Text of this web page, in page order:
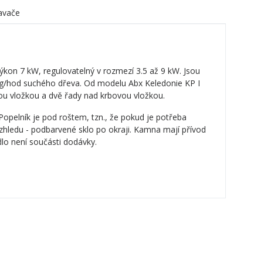
7 kW, regulovatelný v rozmezí 3.5 až 9 kW. Jsou
suchého dřeva. Od modelu Abx Keledonie KP I
vložkou a dvě řady nad krbovou vložkou.
je pod roštem, tzn., že pokud je potřeba
- podbarvené sklo po okraji. Kamna mají přívod
není součásti dodávky.